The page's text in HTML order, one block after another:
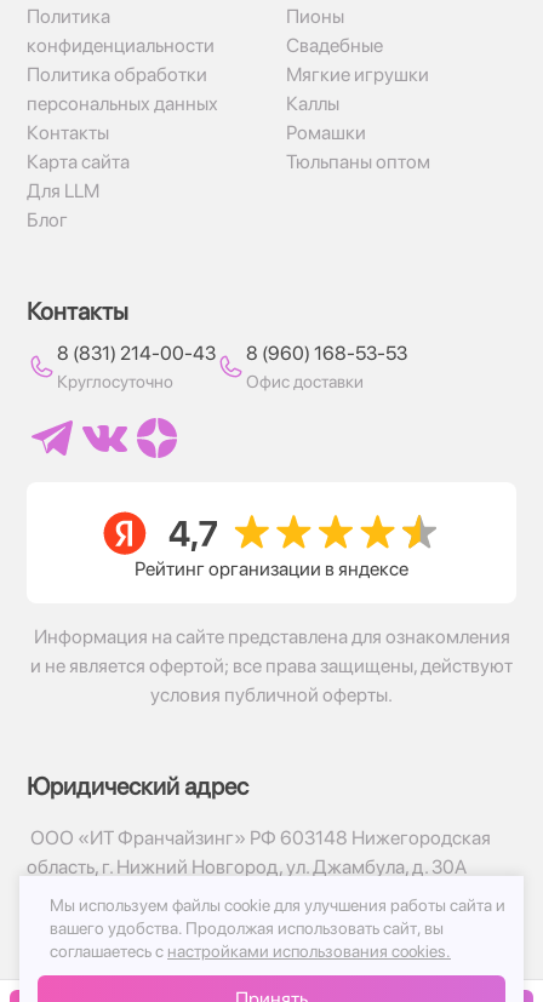
Политика
конфиденциальности
Политика обработки
персональных данных
Контакты
Карта сайта
Для LLM
Блог
Пионы
Свадебные
Мягкие игрушки
Каллы
Ромашки
Тюльпаны оптом
Контакты
8 (831) 214-00-43
Круглосуточно
8 (960) 168-53-53
Офис доставки
Рейтинг организации в яндексе
Информация на сайте представлена для ознакомления
и не является офертой; все права защищены, действуют
условия публичной оферты.
Юридический адрес
ООО «ИТ Франчайзинг» РФ 603148 Нижегородская
область, г. Нижний Новгород, ул. Джамбула, д. 30А
© 2017-2026г, База Цветов 24.ру
Политика конфиденциальности
Публичная оферта
Мы используем файлы cookie для улучшения работы сайта и
вашего удобства. Продолжая использовать сайт, вы
соглашаетесь с настройками использования cookies.